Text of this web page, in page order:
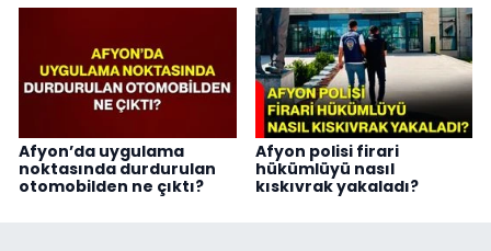
Afyon’da uygulama
noktasında durdurulan
otomobilden ne çıktı?
Afyon polisi firari
hükümlüyü nasıl
kıskıvrak yakaladı?